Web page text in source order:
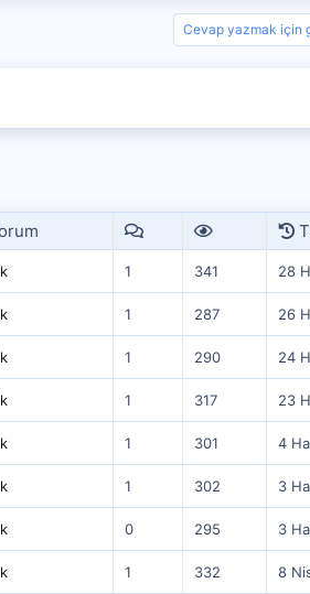
Cevap yazmak için
1 341 28
1 287 26
1 290 24
1 317 23
1 301 4
1 302 3
0 295 3
1 332 8